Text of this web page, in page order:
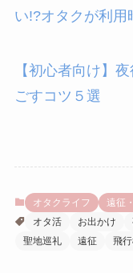
い!?オタクが利用
【初心者向け】
ごすコツ５選
オタクライフ
遠征
オタ活
お出かけ
聖地巡礼
遠征 飛